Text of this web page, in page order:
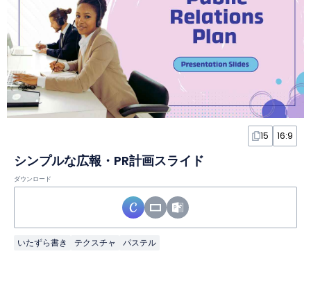
15 16:9
シンプルな広報・PR計画スライド
ダウンロード
いたずら書き テクスチャ パステル